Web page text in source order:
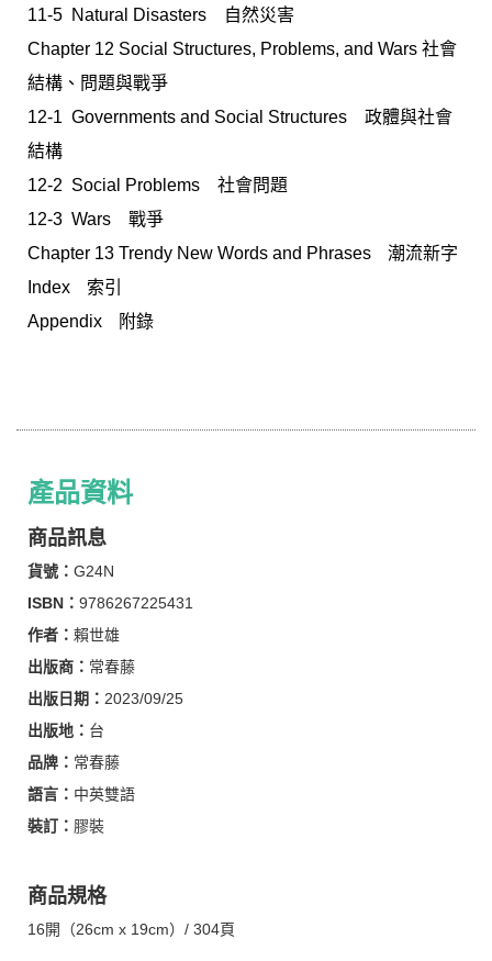
11-5 Natural Disasters 自然災害
Chapter 12 Social Structures, Problems, and Wars 社會
結構、問題與戰爭
12-1 Governments and Social Structures 政體與社會
結構
12-2 Social Problems 社會問題
12-3 Wars 戰爭
Chapter 13 Trendy New Words and Phrasesﾠ潮流新字
Indexﾠ索引
Appendixﾠ附錄
產品資料
商品訊息
貨號： G24N
ISBN： 9786267225431
作者： 賴世雄
出版商： 常春藤
出版日期： 2023/09/25
出版地： 台
品牌： 常春藤
語言： 中英雙語
裝訂： 膠裝
商品規格
16開（26cm x 19cm）/ 304頁